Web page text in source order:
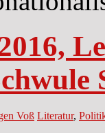
Voß Literatur,